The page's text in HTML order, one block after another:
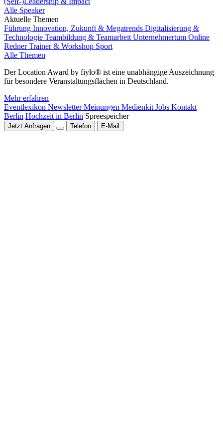
Alle Speaker
Aktuelle Themen
Führung Innovation, Zukunft & Megatrends Digitalisierung &
Technologie Teambildung & Teamarbeit Unternehmertum Online
RednerTrainer & Workshop Sport
Alle Themen
Der Location Award by fiylo® ist eine unabhängige Auszeichnung
für besondere Veranstaltungsflächen in Deutschland.
Mehr erfahren
Eventlexikon NewsletterMeinungen Medienkit Jobs Kontakt
Berlin Hochzeit in Berlin Spreespeicher
Jetzt Anfragen Telefon E-Mail